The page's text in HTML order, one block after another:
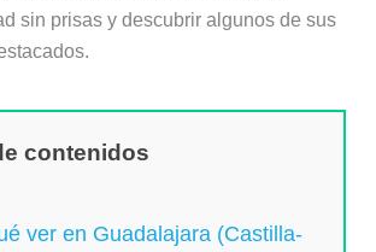
sin prisas y descubrir algunos de sus
contenidos
ver en Guadalajara (Castilla-